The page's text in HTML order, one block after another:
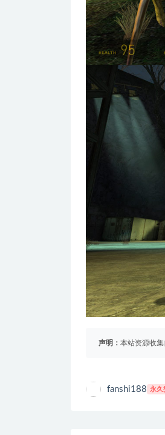
声明： 本站资源收
fanshi188 永久